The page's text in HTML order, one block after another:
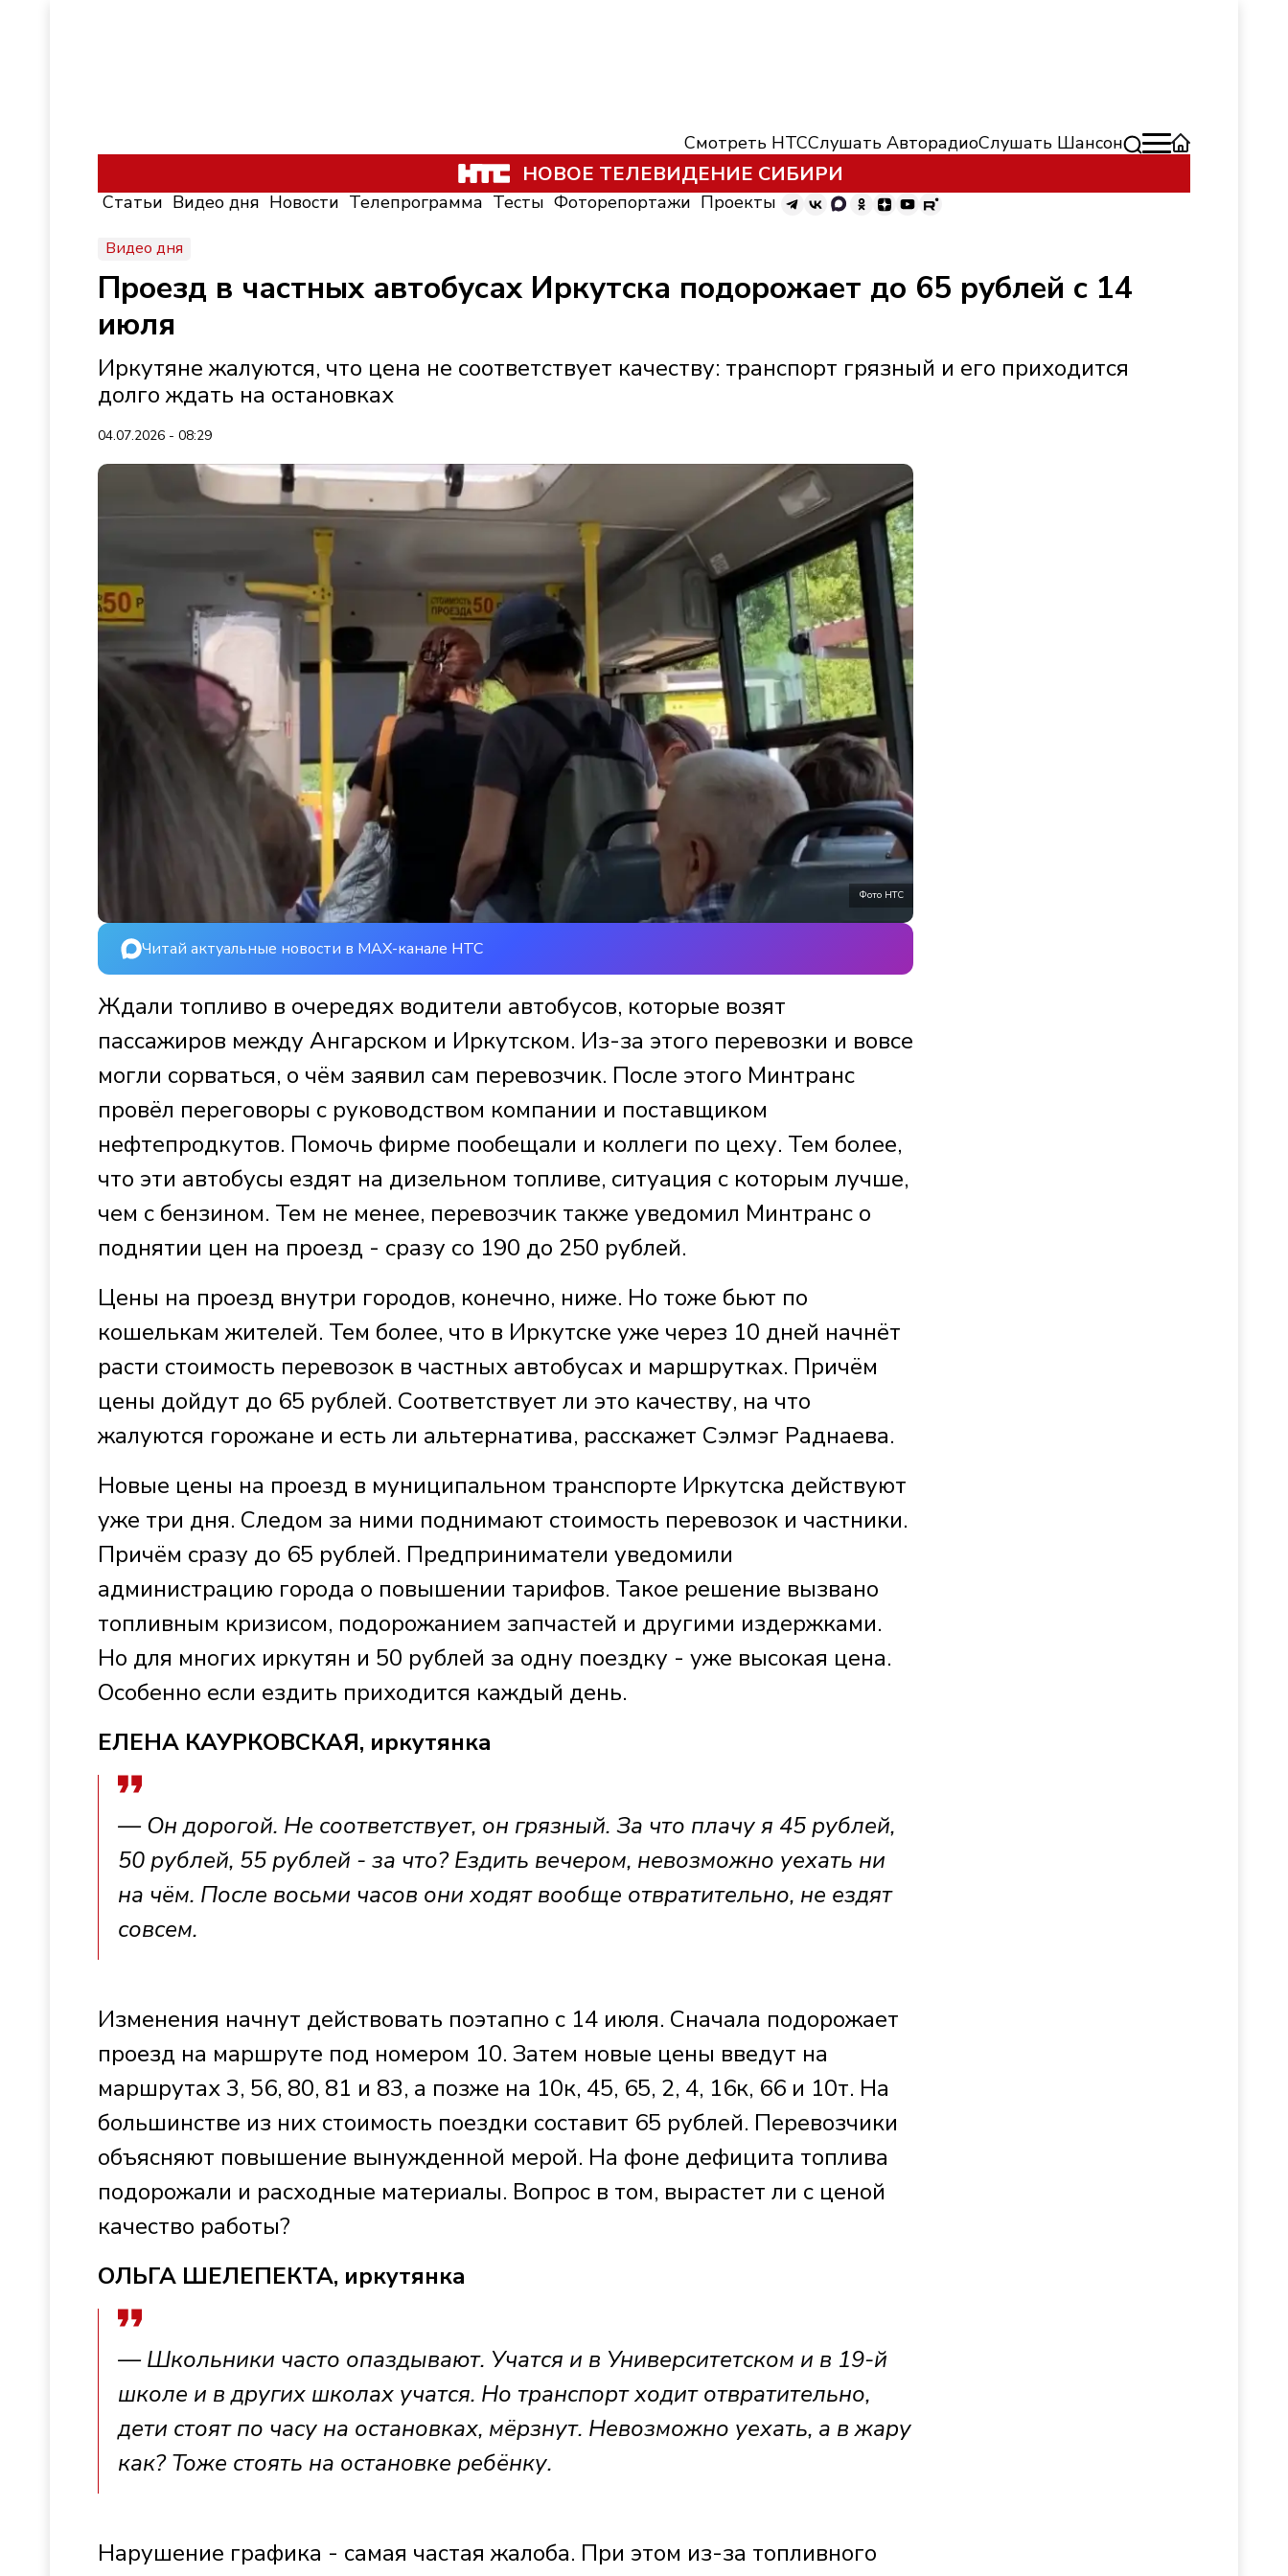
Смотреть НТССлушать АвторадиоСлушать Шансон
НОВОЕ ТЕЛЕВИДЕНИЕ СИБИРИ
Статьи Видео дня Новости Телепрограмма Тесты Фоторепортажи Проекты
Видео дня
Проезд в частных автобусах Иркутска подорожает до 65 рублей с 14
июля
Иркутяне жалуются, что цена не соответствует качеству: транспорт грязный и его приходится
долго ждать на остановках
04.07.2026 - 08:29
Фото НТС
Читай актуальные новости в MAX-канале НТС
Ждали топливо в очередях водители автобусов, которые возят
пассажиров между Ангарском и Иркутском. Из-за этого перевозки и вовсе
могли сорваться, о чём заявил сам перевозчик. После этого Минтранс
провёл переговоры с руководством компании и поставщиком
нефтепродкутов. Помочь фирме пообещали и коллеги по цеху. Тем более,
что эти автобусы ездят на дизельном топливе, ситуация с которым лучше,
чем с бензином. Тем не менее, перевозчик также уведомил Минтранс о
поднятии цен на проезд - сразу со 190 до 250 рублей.
Цены на проезд внутри городов, конечно, ниже. Но тоже бьют по
кошелькам жителей. Тем более, что в Иркутске уже через 10 дней начнёт
расти стоимость перевозок в частных автобусах и маршрутках. Причём
цены дойдут до 65 рублей. Соответствует ли это качеству, на что
жалуются горожане и есть ли альтернатива, расскажет Сэлмэг Раднаева.
Новые цены на проезд в муниципальном транспорте Иркутска действуют
уже три дня. Следом за ними поднимают стоимость перевозок и частники.
Причём сразу до 65 рублей. Предприниматели уведомили
администрацию города о повышении тарифов. Такое решение вызвано
топливным кризисом, подорожанием запчастей и другими издержками.
Но для многих иркутян и 50 рублей за одну поездку - уже высокая цена.
Особенно если ездить приходится каждый день.
ЕЛЕНА КАУРКОВСКАЯ, иркутянка
— Он дорогой. Не соответствует, он грязный. За что плачу я 45 рублей,
50 рублей, 55 рублей - за что? Ездить вечером, невозможно уехать ни
на чём. После восьми часов они ходят вообще отвратительно, не ездят
совсем.
Изменения начнут действовать поэтапно с 14 июля. Сначала подорожает
проезд на маршруте под номером 10. Затем новые цены введут на
маршрутах 3, 56, 80, 81 и 83, а позже на 10к, 45, 65, 2, 4, 16к, 66 и 10т. На
большинстве из них стоимость поездки составит 65 рублей. Перевозчики
объясняют повышение вынужденной мерой. На фоне дефицита топлива
подорожали и расходные материалы. Вопрос в том, вырастет ли с ценой
качество работы?
ОЛЬГА ШЕЛЕПЕКТА, иркутянка
— Школьники часто опаздывают. Учатся и в Университетском и в 19-й
школе и в других школах учатся. Но транспорт ходит отвратительно,
дети стоят по часу на остановках, мёрзнут. Невозможно уехать, а в жару
как? Тоже стоять на остановке ребёнку.
Нарушение графика - самая частая жалоба. При этом из-за топливного